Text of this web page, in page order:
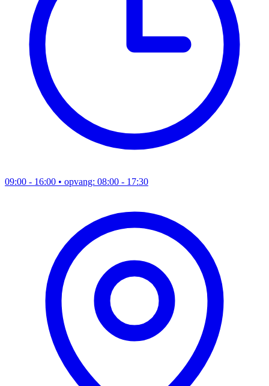
09:00 - 16:00 • opvang: 08:00 - 17:30